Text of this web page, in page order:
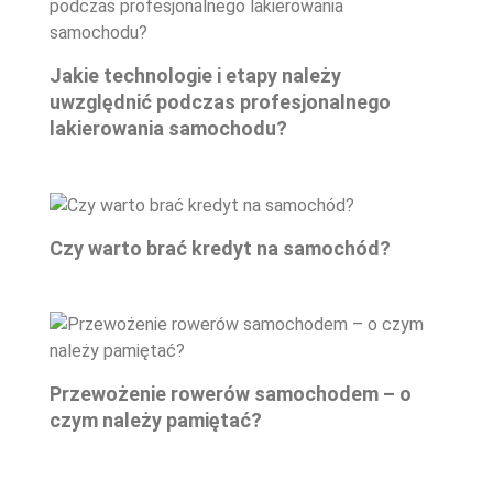
Jakie technologie i etapy należy
uwzględnić podczas profesjonalnego
lakierowania samochodu?
Czy warto brać kredyt na samochód?
Przewożenie rowerów samochodem – o
czym należy pamiętać?